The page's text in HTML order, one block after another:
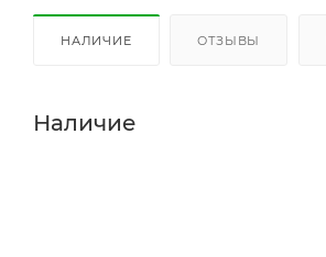
НАЛИЧИЕ ОТЗЫВЫ
Наличие